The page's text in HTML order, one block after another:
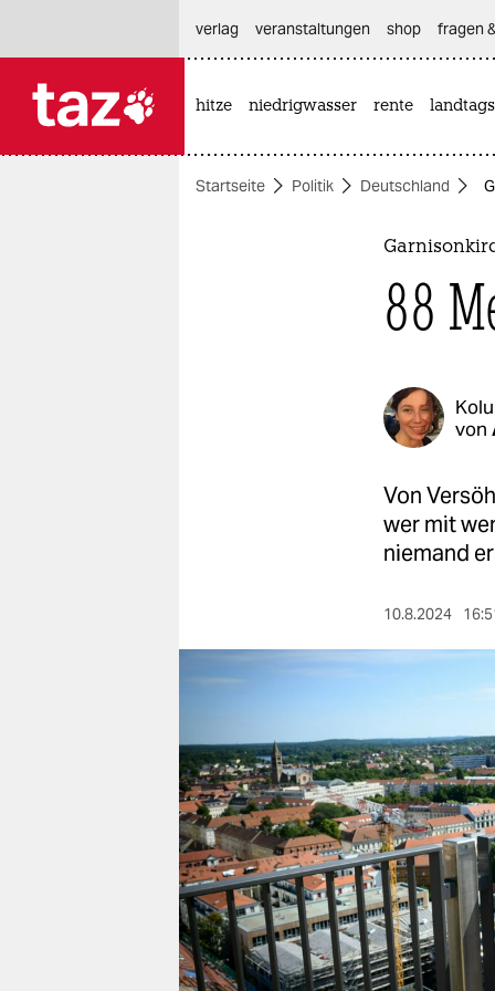
themen
verlag
shop
fragen & hilfe
unterstützen
abo
genossenschaft
verlag
veranstaltungen shop fragen
hitze niedrigwasser rente
Startseite Politik Deutschland
88
von
Von
wer mit
niemand
10.8.2024